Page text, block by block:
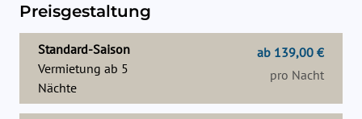
Preisgestaltung
Standard-Saison
Vermietung ab 5
Nächte
ab 139,00 €
pro Nacht